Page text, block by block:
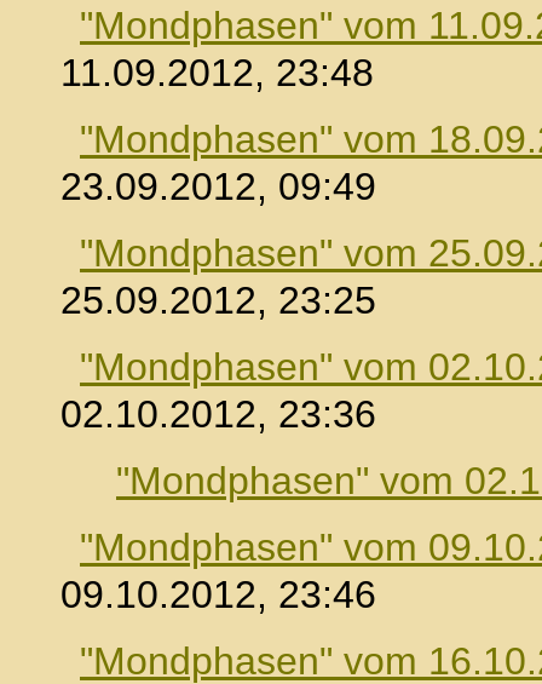
"Mondphasen" vom
11.09.2012, 23:48
"Mondphasen" vom
23.09.2012, 09:49
"Mondphasen" vom
25.09.2012, 23:25
"Mondphasen" vom
02.10.2012, 23:36
"Mondphasen" vom
"Mondphasen" vom
09.10.2012, 23:46
"Mondphasen" vom